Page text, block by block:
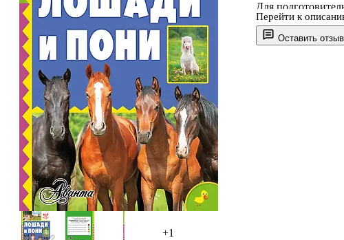
+1
Оставить отзыв
Для
воспитателей
Перейти к